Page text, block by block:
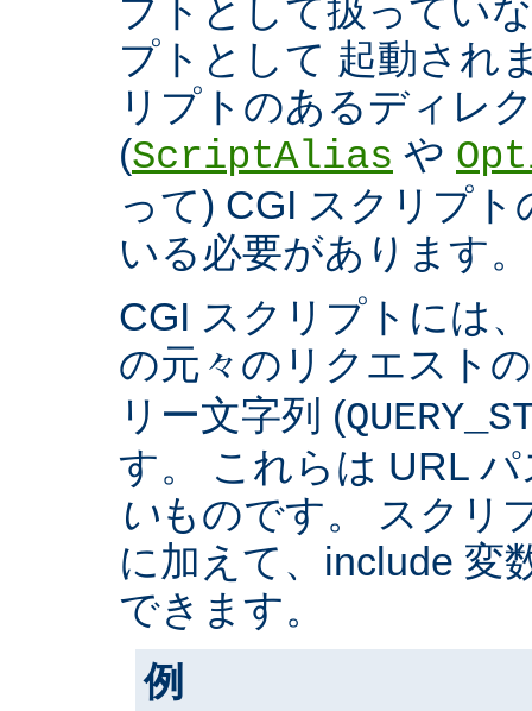
プトとして扱ってい
プトとして 起動され
リプトのあるディレ
(ScriptAlias や
って) CGI スクリプ
いる必要があります。
CGI スクリプトには
の元々のリクエスト
リー文字列 (
す。 これらは URL
いものです。 スクリ
に加えて、include 変
できます。
例